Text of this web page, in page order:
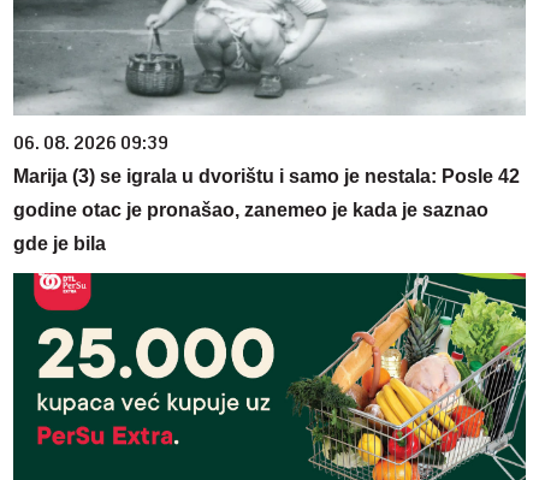
06. 08. 2026 09:39
Marija (3) se igrala u dvorištu i samo je nestala: Posle 42
godine otac je pronašao, zanemeo je kada je saznao
gde je bila